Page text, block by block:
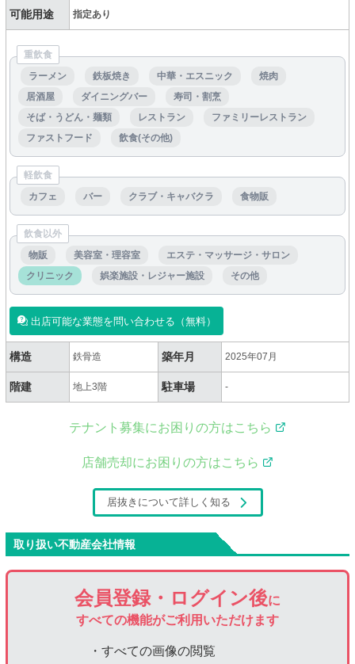
可能用途 指定あり
重飲食
ラーメン
鉄板焼き 中華・エスニック
焼肉
居酒屋
ダイニングバー
寿司・割烹
そば・うどん・麺類
レストラン
ファミリーレストラン
ファストフード
飲食(その他)
軽飲食
カフェ
バー クラブ・キャバクラ 食物販
飲食以外
物販
美容室・理容室
エステ・マッサージ・サロン
クリニック
娯楽施設・レジャー施設 その他
出店可能な業態を問い合わせる（無料）
構造 鉄骨造 築年月 2025年07月
階建 地上3階 駐車場 -
テナント募集にお困りの方はこちら
店舗売却にお困りの方はこちら
居抜きについて詳しく知る
取り扱い不動産会社情報
会員登録・ログイン後に
すべての機能がご利用いただけます
・すべての画像の閲覧